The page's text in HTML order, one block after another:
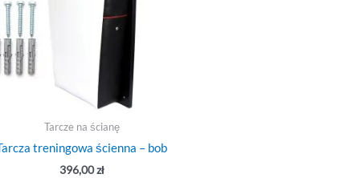
Tarcze na ścianę
treningowa ścienna – bob
396,00zł